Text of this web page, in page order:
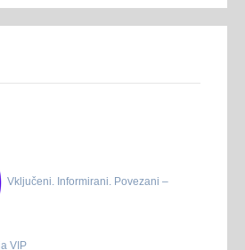
Vključeni. Informirani. Povezani –
VIP